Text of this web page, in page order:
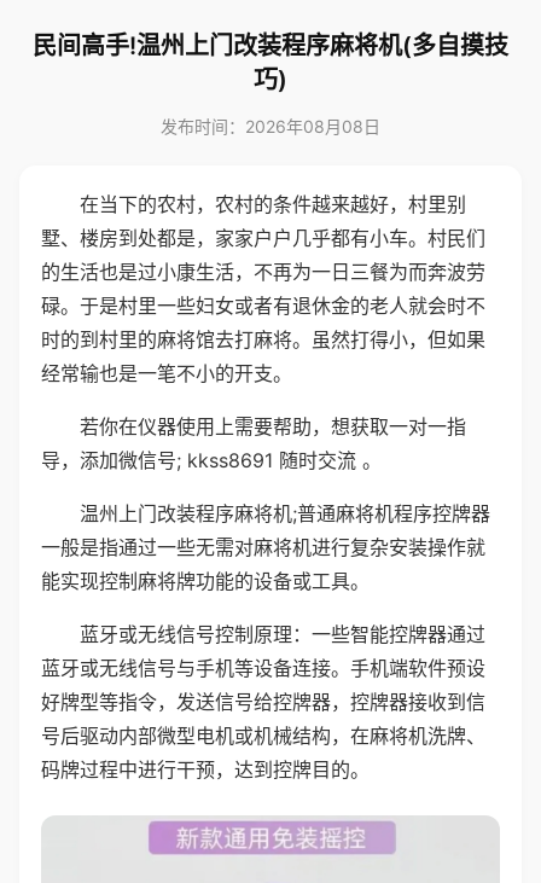
民间高手!温州上门改装程序麻将机(多自摸技
巧)
发布时间：2026年08月08日
在当下的农村，农村的条件越来越好，村里别
墅、楼房到处都是，家家户户几乎都有小车。村民们
的生活也是过小康生活，不再为一日三餐为而奔波劳
碌。于是村里一些妇女或者有退休金的老人就会时不
时的到村里的麻将馆去打麻将。虽然打得小，但如果
经常输也是一笔不小的开支。
若你在仪器使用上需要帮助，想获取一对一指
导，添加微信号; kkss8691 随时交流 。
温州上门改装程序麻将机;普通麻将机程序控牌器
一般是指通过一些无需对麻将机进行复杂安装操作就
能实现控制麻将牌功能的设备或工具。
蓝牙或无线信号控制原理：一些智能控牌器通过
蓝牙或无线信号与手机等设备连接。手机端软件预设
好牌型等指令，发送信号给控牌器，控牌器接收到信
号后驱动内部微型电机或机械结构，在麻将机洗牌、
码牌过程中进行干预，达到控牌目的。